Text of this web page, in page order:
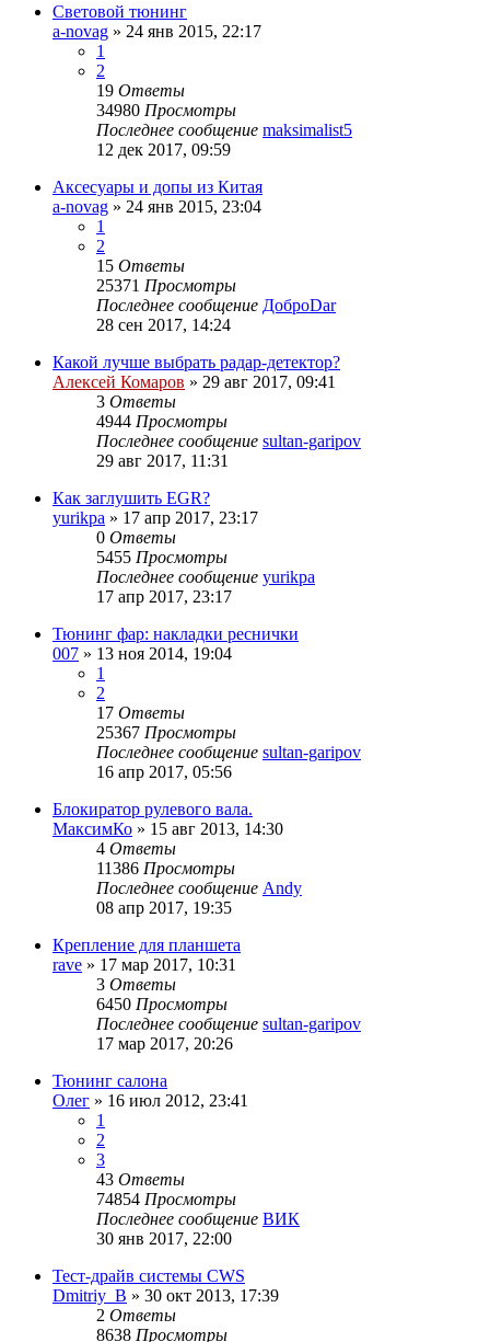
Световой тюнинг
a-novag » 24 янв 2015, 22:17
1
2
19 Ответы
34980 Просмотры
Последнее сообщение maksimalist5
12 дек 2017, 09:59
Аксесуары и допы из Китая
a-novag » 24 янв 2015, 23:04
1
2
15 Ответы
25371 Просмотры
Последнее сообщение ДоброDar
28 сен 2017, 14:24
Какой лучше выбрать радар-детектор?
Алексей Комаров » 29 авг 2017, 09:41
3 Ответы
4944 Просмотры
Последнее сообщение sultan-garipov
29 авг 2017, 11:31
Как заглушить EGR?
yurikpa » 17 апр 2017, 23:17
0 Ответы
5455 Просмотры
Последнее сообщение yurikpa
17 апр 2017, 23:17
Тюнинг фар: накладки реснички
007 » 13 ноя 2014, 19:04
1
2
17 Ответы
25367 Просмотры
Последнее сообщение sultan-garipov
16 апр 2017, 05:56
Блокиратор рулевого вала.
МаксимКо » 15 авг 2013, 14:30
4 Ответы
11386 Просмотры
Последнее сообщение Andy
08 апр 2017, 19:35
Крепление для планшета
rave » 17 мар 2017, 10:31
3 Ответы
6450 Просмотры
Последнее сообщение sultan-garipov
17 мар 2017, 20:26
Тюнинг салона
Олег » 16 июл 2012, 23:41
1
2
3
43 Ответы
74854 Просмотры
Последнее сообщение ВИК
30 янв 2017, 22:00
Тест-драйв системы CWS
Dmitriy_B » 30 окт 2013, 17:39
2 Ответы
8638 Просмотры